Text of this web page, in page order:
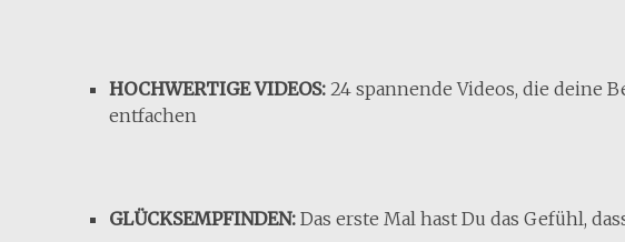
​HOCHWERTIGE VIDEOS: 24 spannende Videos, die deine
entfachen
GLÜCKSEMPFINDEN: Das erste Mal hast Du das Gefühl,